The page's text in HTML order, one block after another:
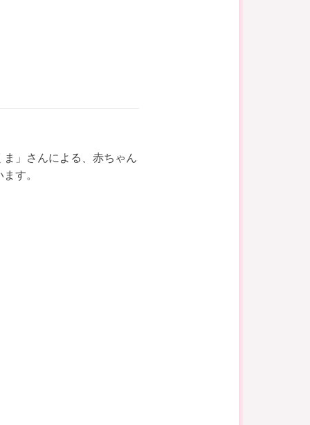
」さんによる、赤ちゃん
す。